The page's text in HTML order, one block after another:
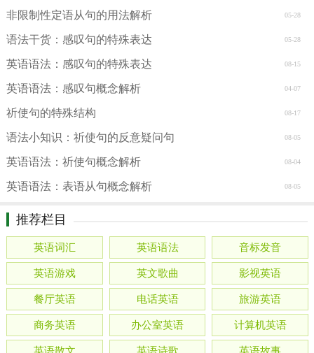
05-28
非限制性定语从句的用法解析
05-28
语法干货：感叹句的特殊表达
08-15
英语语法：感叹句的特殊表达
04-07
英语语法：感叹句概念解析
08-17
祈使句的特殊结构
08-05
语法小知识：祈使句的反意疑问句
08-04
英语语法：祈使句概念解析
08-05
英语语法：表语从句概念解析
推荐栏目
英语词汇 英语语法 音标发音
英语游戏 英文歌曲 影视英语
餐厅英语 电话英语 旅游英语
商务英语 办公室英语 计算机英语